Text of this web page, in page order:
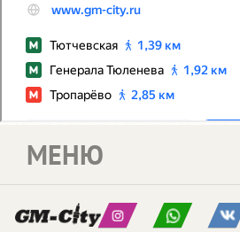
МЕНЮ